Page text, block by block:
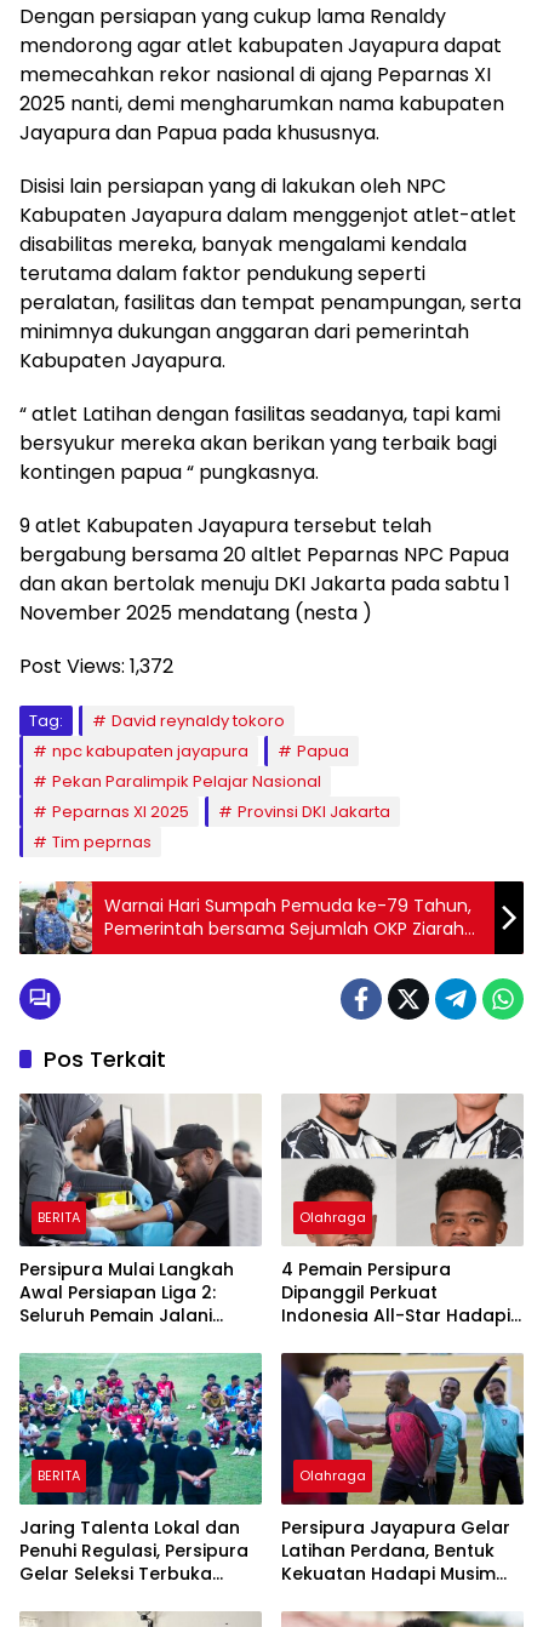
Dengan persiapan yang cukup lama Renaldy
mendorong agar atlet kabupaten Jayapura dapat
memecahkan rekor nasional di ajang Peparnas XI
2025 nanti, demi mengharumkan nama kabupaten
Jayapura dan Papua pada khususnya.
Disisi lain persiapan yang di lakukan oleh NPC
Kabupaten Jayapura dalam menggenjot atlet-atlet
disabilitas mereka, banyak mengalami kendala
terutama dalam faktor pendukung seperti
peralatan, fasilitas dan tempat penampungan, serta
minimnya dukungan anggaran dari pemerintah
Kabupaten Jayapura.
“ atlet Latihan dengan fasilitas seadanya, tapi kami
bersyukur mereka akan berikan yang terbaik bagi
kontingen papua “ pungkasnya.
9 atlet Kabupaten Jayapura tersebut telah
bergabung bersama 20 altlet Peparnas NPC Papua
dan akan bertolak menuju DKI Jakarta pada sabtu 1
November 2025 mendatang (nesta )
Post Views: 1,372
Tag:
David reynaldy tokoro
npc kabupaten jayapura
Papua
Pekan Paralimpik Pelajar Nasional
Peparnas XI 2025
Provinsi DKI Jakarta
Tim peprnas
Warnai Hari Sumpah Pemuda ke-79 Tahun,
Pemerintah bersama Sejumlah OKP Ziarah
ke TMP Kesuma Trikora
Pos Terkait
BERITA
Persipura Mulai Langkah
Awal Persiapan Liga 2:
Seluruh Pemain Jalani
Surabaya
Olahraga
4 Pemain Persipura
Dipanggil Perkuat
Indonesia All-Star Hadapi
Kebanggaan Seluruh
Tanah Papua
BERITA
Jaring Talenta Lokal dan
Penuhi Regulasi, Persipura
Gelar Seleksi Terbuka
Mandala
Olahraga
Persipura Jayapura Gelar
Latihan Perdana, Bentuk
Kekuatan Hadapi Musim